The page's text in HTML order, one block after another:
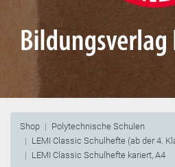
Shop
Polytechnische Schulen
LEMI Classic Schulhefte (ab der 4.
LEMI Classic Schulhefte kariert, A4